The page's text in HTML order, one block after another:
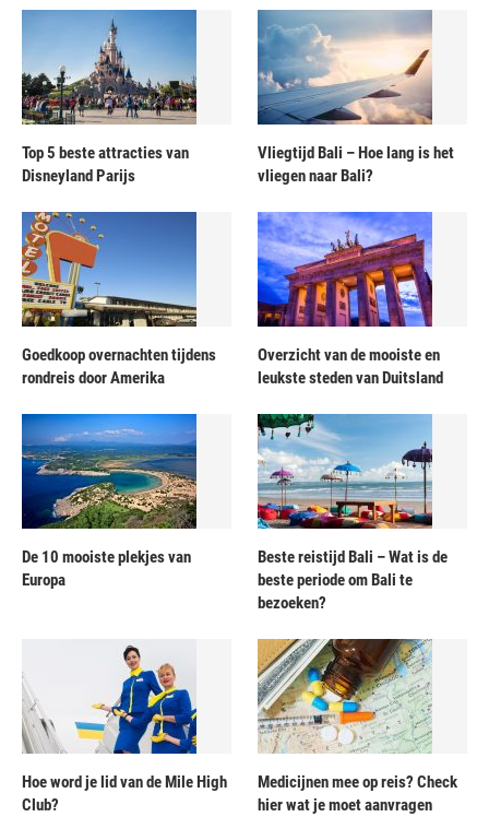
Top 5 beste attracties van
Disneyland Parijs
Vliegtijd Bali – Hoe lang is het
vliegen naar Bali?
Goedkoop overnachten tijdens
rondreis door Amerika
Overzicht van de mooiste en
leukste steden van Duitsland
De 10 mooiste plekjes van
Europa
Beste reistijd Bali – Wat is de
beste periode om Bali te
bezoeken?
Hoe word je lid van de Mile High
Club?
Medicijnen mee op reis? Check
hier wat je moet aanvragen